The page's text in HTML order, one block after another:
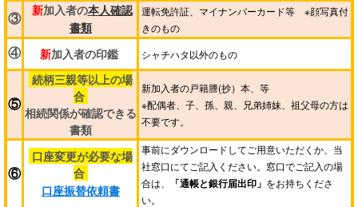
③
新加入者の本人確認
書類
運転免許証、マイナンバーカード等 ※顔写真付
きのもの
④
新加入者の印鑑 シャチハタ以外のもの
⑤
続柄三親等以上の場
合
相続関係が確認できる
書類
新加入者の戸籍謄(抄）本、等
※配偶者、子、孫、親、兄弟姉妹、祖父母の方は
不要です。
⑥
口座変更が必要な場
合
口座振替依頼書
事前にダウンロードしてご用意いただくか、当
社窓口にてご記入ください。窓口でご記入の場
合は、
「通帳と銀行届出印」 をお持ちくださ
い。